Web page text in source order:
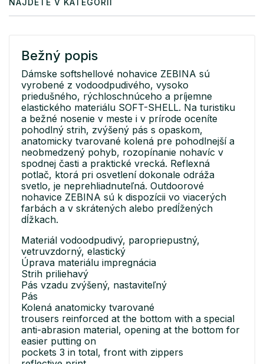
NÁJDETE V KATEGÓRII
Bežný popis
Dámske softshellové nohavice ZEBINA sú
vyrobené z vodoodpudivého, vysoko
priedušného, rýchloschnúceho a príjemne
elastického materiálu SOFT-SHELL. Na turistiku
a bežné nosenie v meste i v prírode oceníte
pohodlný strih, zvýšený pás s opaskom,
anatomicky tvarované kolená pre pohodlnejší a
neobmedzený pohyb, rozopínanie nohavíc v
spodnej časti a praktické vrecká. Reflexná
potlač, ktorá pri osvetlení dokonale odráža
svetlo, je neprehliadnuteľná. Outdoorové
nohavice ZEBINA sú k dispozícii vo viacerých
farbách a v skrátených alebo predĺžených
dĺžkach.
Materiál vodoodpudivý, paropriepustný,
vetruvzdorný, elastický
Úprava materiálu impregnácia
Strih priliehavý
Pás vzadu zvýšený, nastaviteľný
Pás
Kolená anatomicky tvarované
trousers reinforced at the bottom with a special
anti-abrasion material, opening at the bottom for
easier putting on
pockets 3 in total, front with zippers